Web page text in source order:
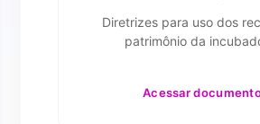
Diretrizes para uso dos
patrimônio da
Acessar